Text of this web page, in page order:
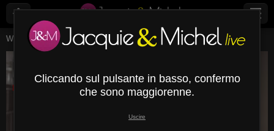
Webcam Live Giovani Donne Susiethompson
Disconnesso
Cliccando sul pulsante in basso, confermo
che sono maggiorenne.
Uscire